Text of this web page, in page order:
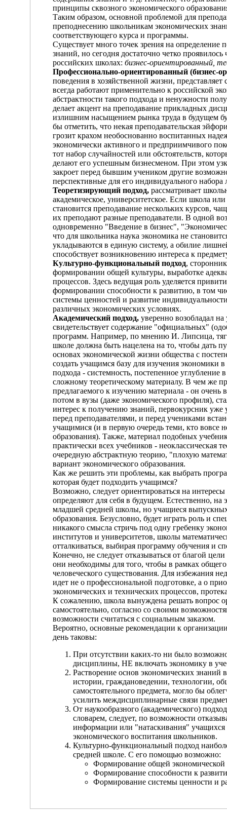
принципы сквозного экономического
Таким образом, основной проблемой для
преподнесению школьникам экономических
соответствующего курса и программы.
Существует много точек зрения на
знаний, но сегодня достаточно четко проявилось
российских школах: бизнес-ориентированный,
Профессионально-ориентированный (бизнес-
поведения в хозяйственной жизни,
всегда работают применительно к российской
абстрактности такого подхода и ненужности
делает акцент на преподавание прикладных
излишним насыщением рынка труда в будущем
бы отметить, что некая преподавательская
грозит крахом необоснованно воспитанных
экономически активного и предприимчивого
тот набор случайностей или обстоятельств,
делают его успешным бизнесменом. При этом
закроет перед бывшим учеником другие
перспективные для его индивидуального набора
Теоретизирующий подход, рассматривает
академическое, университетское. Если школа
становится преподавание нескольких курсов,
их преподают разные преподаватели. В одной
одновременно "Введение в бизнес",
что для школьника наука экономика не
укладываются в единую систему, а обилие
способствует возникновению интереса к
Культурно-функциональный подход,
формировании общей культуры, выработке
процессов. Здесь ведущая роль уделяется
формировании способности к развитию, в том
системы ценностей и развитие
различных экономических условиях.
Академический подход, уверенно возобладал
свидетельствует содержание "официальных"
программ. Например, по мнению И. Липсица,
школе должна быть нацелена на то, чтобы дать
основах экономической жизни общества с
создать учащимся базу для изучения экономики
подхода - системность, постепенное углубление
сложному теоретическому материалу. В чем же
предлагаемого к изучению материала - он
потом в вузы (даже экономического профиля),
интерес к получению знаний, первокурсник уже
перед преподавателями, и перед учениками
учащимися (и в первую очередь теми, кто вовсе
образования). Также, материал подобных
практически всех учебников - неоклассическая
очередную абстрактную теорию, "плохую
вариант экономического образования.
Как же решить эти проблемы, как выбрать
которая будет подходить учащимся?
Возможно, следует ориентироваться на
определяют для себя в будущем. Естественно, на
младшей средней школы, но учащиеся
образования. Безусловно, будет играть роль и
никакого смысла стричь под одну гребенку
институтов и университетов, школы
отталкиваться, выбирая программу обучения и
Конечно, не следует отказываться от благой
они необходимы для того, чтобы в рамках
человеческого существования. Для избежания
идет не о профессиональной подготовке, а о
экономических и технических процессов,
К сожалению, школа вынуждена решать вопрос
самостоятельно, согласно со своими
возможности считаться с социальным заказом.
Вероятно, основные рекомендации к
день таковы:
При отсутствии каких-то ни было
дисциплины, НЕ включать экономику в
Растворение основ экономических
истории, граждановедении, технологии,
самостоятельного предмета, могло бы
усилить междисциплинарные связи
От наукообразного (академического)
словарем, следует, по возможности
информации или "натаскивания"
экономического воспитания школьников.
Культурно-функциональный подход
средней школе. С его помощью возможно:
Формирование общей экономической
Формирование способности к
Формирование системы ценности и